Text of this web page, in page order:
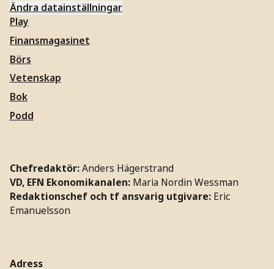
Ändra datainställningar
Play
Finansmagasinet
Börs
Vetenskap
Bok
Podd
Chefredaktör:Anders Hägerstrand
VD, EFN Ekonomikanalen: Maria Nordin Wessman
Redaktionschef och tf ansvarig utgivare: Eric
Emanuelsson
Adress